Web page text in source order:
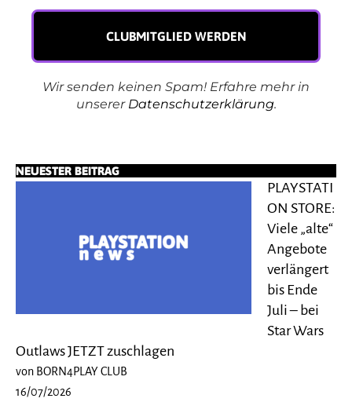
Wir senden keinen Spam! Erfahre mehr in
unserer Datenschutzerklärung.
NEUESTER BEITRAG
PLAYSTATI
ON STORE:
Viele „alte“
Angebote
verlängert
bis Ende
Juli – bei
Star Wars
Outlaws JETZT zuschlagen
von BORN4PLAY CLUB
16/07/2026